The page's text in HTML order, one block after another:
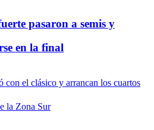
pasaron a semis y
en la final